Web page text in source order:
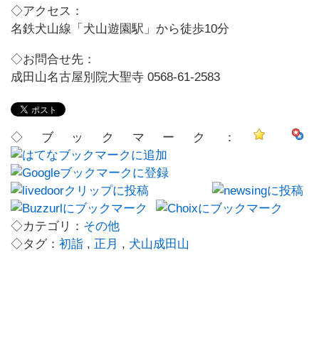
◇アクセス：
名鉄犬山線「犬山遊園駅」から徒歩10分
◇お問合せ先：
成田山名古屋別院大聖寺 0568-61-2583
◇ブックマーク：
◇カテゴリ： その他
◇タグ： 初詣 , 正月 , 犬山成田山